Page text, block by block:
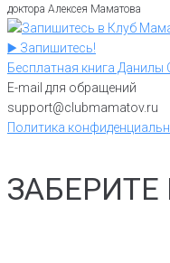
доктора Алексея Маматова
▶️ Запишитесь!
Бесплатная книга Данилы
E-mail для обращений
support@clubmamatov.ru
Политика